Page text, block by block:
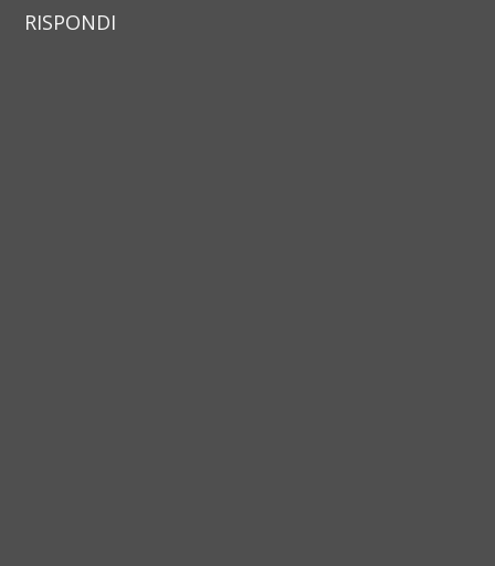
RISPONDI